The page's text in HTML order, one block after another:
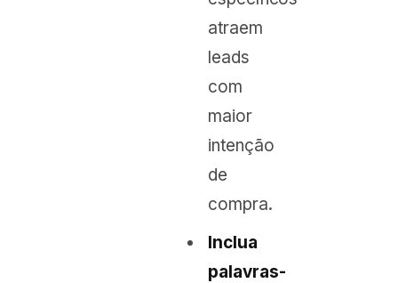
atraem
leads
com
maior
intenção
de
compra.
Inclua
palavras-